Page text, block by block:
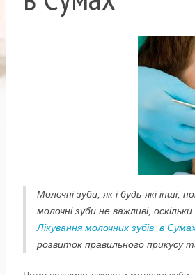
Молочні зуби, як і будь-які
молочні зуби не важливі,
Лікування молочних зубів в
розвиток правильного прикусу